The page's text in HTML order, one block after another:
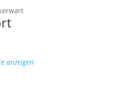
anzeigen